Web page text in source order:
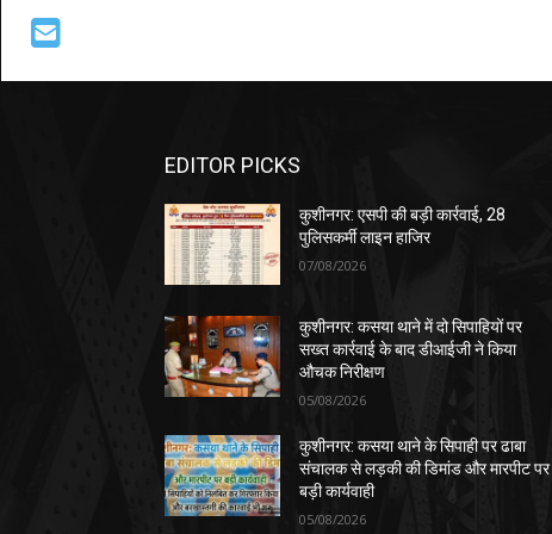
EDITOR PICKS
कुशीनगर: एसपी की बड़ी कार्रवाई, 28
पुलिसकर्मी लाइन हाजिर
07/08/2026
कुशीनगर: कसया थाने में दो सिपाहियों पर
सख्त कार्रवाई के बाद डीआईजी ने किया
औचक निरीक्षण
05/08/2026
कुशीनगर: कसया थाने के सिपाही पर ढाबा
संचालक से लड़की की डिमांड और मारपीट पर
बड़ी कार्यवाही
05/08/2026